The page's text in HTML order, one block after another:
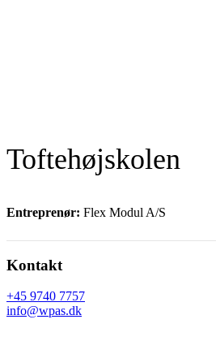
Toftehøjskolen
Entreprenør: Flex Modul A/S
Kontakt
+45 9740 7757
info@wpas.dk